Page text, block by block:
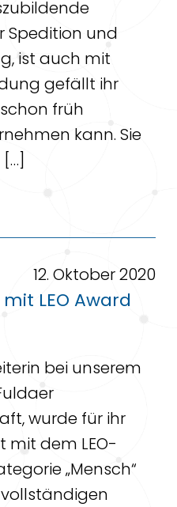
Spedition und
ist auch mit
gefällt ihr
früh
kann. Sie
12. Oktober 2020
LEO Award
bei unserem
wurde für ihr
mit dem LEO-
„Mensch“